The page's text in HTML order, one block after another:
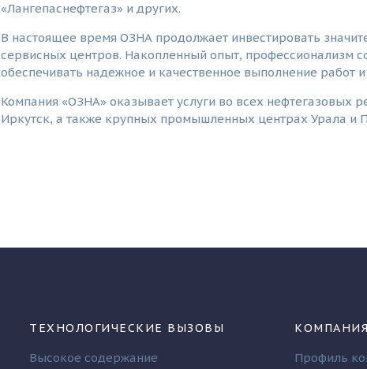
«Лангепаснефтегаз» и других.
В настоящее время ОЗНА продолжает инвестировать
сервисных центров. Накопленный опыт, профессионализм
обеспечивать надежное и качественное выполнение работ
Компания «ОЗНА» оказывает услуги во всех нефтегазовых
Иркутск, а также крупных промышленных центрах Урала и
ТЕХНОЛОГИЧЕСКИЕ ВЫЗОВЫ
Высокое содержание
Профиль